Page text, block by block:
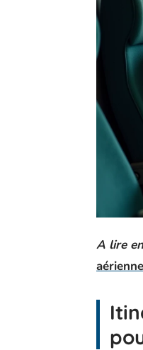
A lire